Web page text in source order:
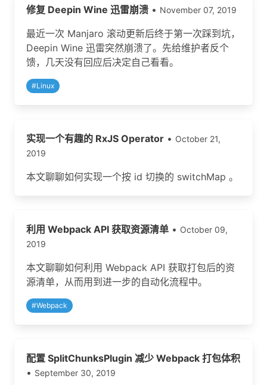
修复 Deepin Wine 迅雷崩溃 • November 07, 2019
最近一次 Manjaro 滚动更新后终于第一次踩到坑，
Deepin Wine 迅雷突然崩溃了。先给维护者反个
馈，几天没有回应后决定自己看看。
#Linux
实现一个有趣的 RxJS Operator • October 21,
2019
本文聊聊如何实现一个按 id 切换的 switchMap 。
利用 Webpack API 获取资源清单 • October 09,
2019
本文聊聊如何利用 Webpack API 获取打包后的资
源清单，从而用到进一步的自动化流程中。
#Webpack
配置 SplitChunksPlugin 减少 Webpack 打包体积
• September 30, 2019